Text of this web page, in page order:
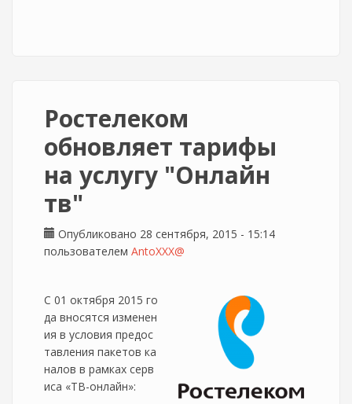
Ростелеком
обновляет тарифы
на услугу "Онлайн
тв"
Опубликовано 28 сентября, 2015 - 15:14
пользователем AntoXXX@
С 01 октября 2015 го
да вносятся изменен
ия в условия предос
тавления пакетов ка
налов в рамках серв
иса «ТВ-онлайн»: